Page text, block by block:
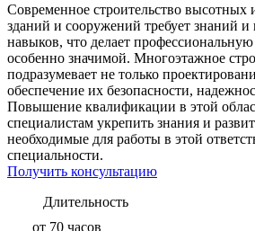
Современное строительство высотных
зданий и сооружений требует знаний и
навыков, что делает
особенно значимой. Многоэтажное
подразумевает не только
обеспечение их безопасности,
Повышение квалификации в этой
специалистам укрепить знания и
необходимые для работы в этой
специальности.
Получить консультацию
Длительность
от 70 часов